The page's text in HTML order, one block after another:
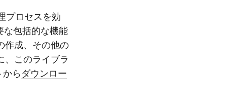
プロセスを効
な包括的な機能
作成、その他の
、このライブラ
ら ダウンロー